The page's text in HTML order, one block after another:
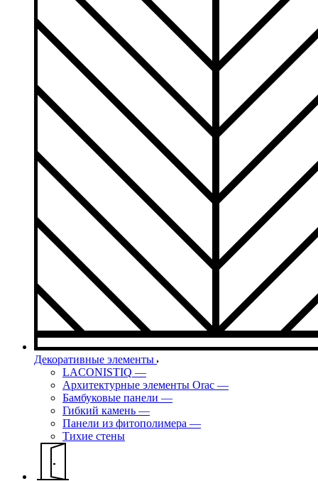
Декоративные элементы
LACONISTIQ —
Архитектурные элементы Orac —
Бамбуковые панели —
Гибкий камень —
Панели из фитополимера —
Тихие стены